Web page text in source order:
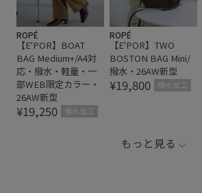
ROPÉ
【E'POR】BOAT
BAG Medium+/A4対
応・撥水・軽量・一
部WEB限定カラー・
26AW新型
¥19,250 撥水加工
ROPÉ
【E'POR】TWO
BOSTON BAG Mini/
撥水・26AW新型
¥19,800 撥水加工
もっと見る